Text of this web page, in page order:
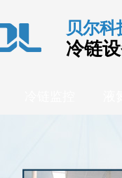
贝尔科
冷链